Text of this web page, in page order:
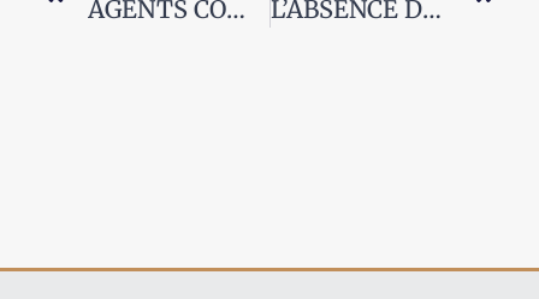
AGENTS COMMERCIAUX : AVOIRS ET COMMISSIONS L’ABSENCE DE REPROCHE PENDANT LE CONTRAT D’AGENT COMMERCIAL